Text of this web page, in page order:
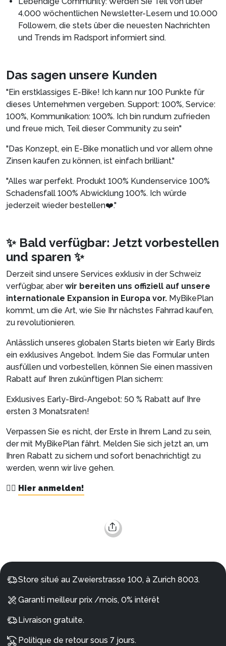
4.000 wöchentlichen Newsletter-Lesern und 10.000
Followern, die stets über die neuesten Nachrichten
und Trends im Radsport informiert sind.
Das sagen unsere Kunden
"Ein erstklassiges E-Bike! Ich kann nur 100 Punkte für
dieses Unternehmen vergeben. Support: 100%, Service:
100%, Kommunikation: 100%. Ich bin rundum zufrieden
und freue mich, Teil dieser Community zu sein"
"Das Konzept, ein E-Bike monatlich und vor allem ohne
Zinsen kaufen zu können, ist einfach brilliant."
"Alles war perfekt. Produkt 100% Kundenservice 100%
Schadensfall 100% Abwicklung 100%. Ich würde
jederzeit wieder bestellen❤️."
✨ Bald verfügbar: Jetzt vorbestellen
und sparen ✨
Derzeit sind unsere Services exklusiv in der Schweiz
verfügbar, aberwir bereiten uns offiziell auf unsere
internationale Expansion in Europa vor. MyBikePlan
kommt, um die Art, wie Sie Ihr nächstes Fahrrad kaufen,
zu revolutionieren.
Anlässlich unseres globalen Starts bieten wir Early Birds
ein exklusives Angebot. Indem Sie das Formular unten
ausfüllen und vorbestellen, können Sie einen massiven
Rabatt auf Ihren zukünftigen Plan sichern:
Exklusives Early-Bird-Angebot: 50 % Rabatt auf Ihre
ersten 3 Monatsraten!
Verpassen Sie es nicht, der Erste in Ihrem Land zu sein,
der mit MyBikePlan fährt. Melden Sie sich jetzt an, um
Ihren Rabatt zu sichern und sofort benachrichtigt zu
werden, wenn wir live gehen.
👉🏼 Hier anmelden!
Store situé au Zweierstrasse 100, à Zurich 8003.
Garanti meilleur prix /mois, 0% intérêt
Livraison gratuite.
Politique de retour sous 7 jours.